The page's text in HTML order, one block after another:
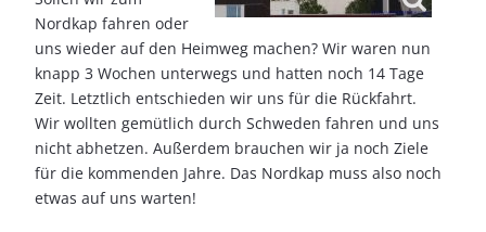
Nordkap fahren oder
uns wieder auf den Heimweg machen? Wir waren nun
knapp 3 Wochen unterwegs und hatten noch 14 Tage
Zeit. Letztlich entschieden wir uns für die Rückfahrt.
Wir wollten gemütlich durch Schweden fahren und uns
nicht abhetzen. Außerdem brauchen wir ja noch Ziele
für die kommenden Jahre. Das Nordkap muss also noch
etwas auf uns warten!